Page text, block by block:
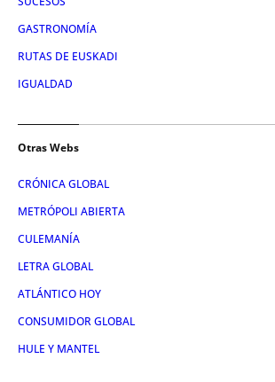
GASTRONOMÍA
RUTAS DE EUSKADI
IGUALDAD
Otras Webs
CRÓNICA GLOBAL
METRÓPOLI ABIERTA
CULEMANÍA
LETRA GLOBAL
ATLÁNTICO HOY
CONSUMIDOR GLOBAL
HULE Y MANTEL